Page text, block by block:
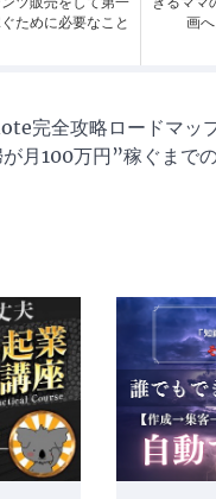
ために必要なこと
画
完全攻略ロードマッ
月100万円”稼ぐまで